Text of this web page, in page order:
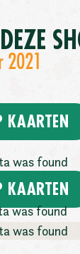
2021
KAARTEN
was found
KAARTEN
was found
was found